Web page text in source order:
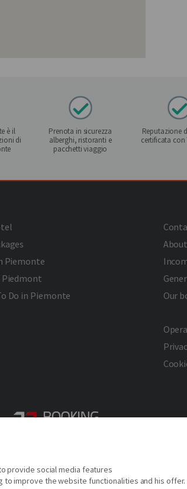
è il
di
Prenota in sicurezza
alberghi, ristoranti e
pacchetti viaggio
Reputazione
certificata con
Piemonte
Piedmont
Do in Piemonte
Our
Pomba, 23, 10123, Torino, (Italy)
Tel. (+39) 331 9879633
provide social media features
to improve the website functionalities and his offer.